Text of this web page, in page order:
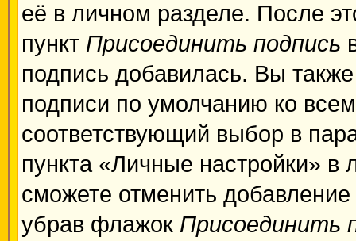
её в личном разделе. После
пункт Присоединить подпись
подпись добавилась. Вы
подписи по умолчанию ко
соответствующий выбор в
пункта «Личные настройки»
сможете отменить
убрав флажок Присоединить